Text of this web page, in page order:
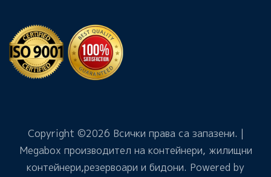
Copyright ©2026 Всички права са запазени. |
Megabox производител на контейнери, жилищни
контейнери,резервоари и бидони. Powered by